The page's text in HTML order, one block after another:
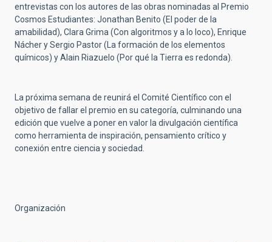
entrevistas con los autores de las obras nominadas al Premio
Cosmos Estudiantes: Jonathan Benito (El poder de la
amabilidad), Clara Grima (Con algoritmos y a lo loco), Enrique
Nácher y Sergio Pastor (La formación de los elementos
químicos) y Alain Riazuelo (Por qué la Tierra es redonda).
La próxima semana de reunirá el Comité Científico con el
objetivo de fallar el premio en su categoría, culminando una
edición que vuelve a poner en valor la divulgación científica
como herramienta de inspiración, pensamiento crítico y
conexión entre ciencia y sociedad.
Organización